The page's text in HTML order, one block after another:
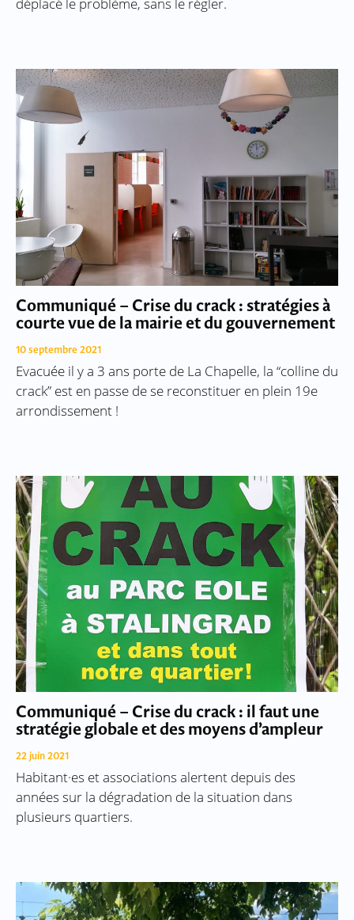
déplacé le problème, sans le régler.
Communiqué – Crise du crack : stratégies à
courte vue de la mairie et du gouvernement
10 septembre 2021
Evacuée il y a 3 ans porte de La Chapelle, la “colline du
crack” est en passe de se reconstituer en plein 19e
arrondissement !
Communiqué – Crise du crack : il faut une
stratégie globale et des moyens d’ampleur
22 juin 2021
Habitant·es et associations alertent depuis des
années sur la dégradation de la situation dans
plusieurs quartiers.